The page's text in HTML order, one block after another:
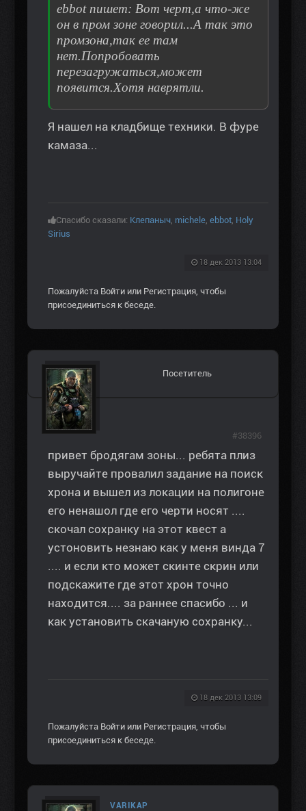
ebbot пишет: Вот черт,а что-же
он в пром зоне говорил...А так это
промзона,так ее там
нет.Попробовать
перезагружаться,может
появится.Хотя наврятли.
Я нашел на кладбище техники. В фуре
камаза...
Спасибо сказали: Клепаныч michele ebbot Holy
Sirius
18 дек 2013 13:04
Пожалуйста Войти или Регистрация , чтобы
присоединиться к беседе.
Посетитель
привет бродягам зоны... ребята плиз
выручайте провалил задание на поиск
хрона и вышел из локации на полигоне
его ненашол где его черти носят ....
скочал сохранку на этот квест а
устоновить незнаю как у меня винда 7
.... и если кто может скинте скрин или
подскажите где этот хрон точно
находится.... за раннее спасибо ... и
как установить скачаную сохранку...
18 дек 2013 13:09
#38396
Пожалуйста Войти или Регистрация , чтобы
присоединиться к беседе.
VARIKAP